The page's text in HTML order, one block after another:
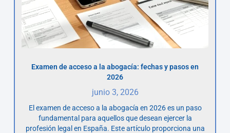
Examen de acceso a la abogacía: fechas y pasos en
2026
junio 3, 2026
El examen de acceso a la abogacía en 2026 es un paso
fundamental para aquellos que desean ejercer la
profesión legal en España. Este artículo proporciona una